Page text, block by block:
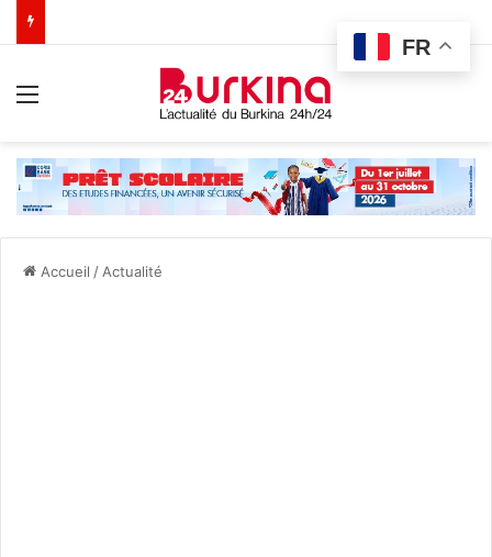
Accueil / Actualité
FR